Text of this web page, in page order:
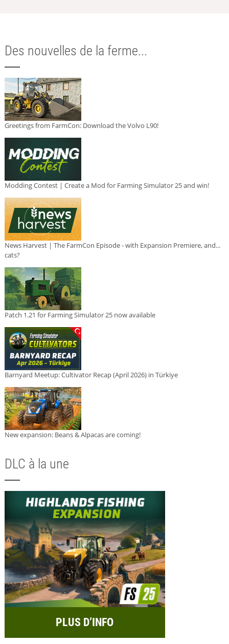
Des nouvelles de la ferme...
Greetings from FarmCon: Download the Volvo L90!
Modding Contest | Create a Mod for Farming Simulator 25 and win!
News Harvest | The FarmCon Episode - with Expansion Premiere, and...
cats?
Patch 1.21 for Farming Simulator 25 now available
Barnyard Meetup: Cultivator Recap (April 2026) in Türkiye
New expansion: Beans & Alpacas are coming!
DLC à la une
PLUS D’INFO